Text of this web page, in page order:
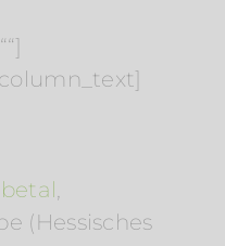
,
(Hessisches